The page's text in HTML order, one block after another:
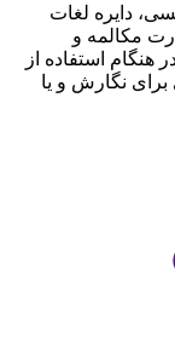
دایره لغات
مکالمه و
هنگام استفاده از
نگارش و یا